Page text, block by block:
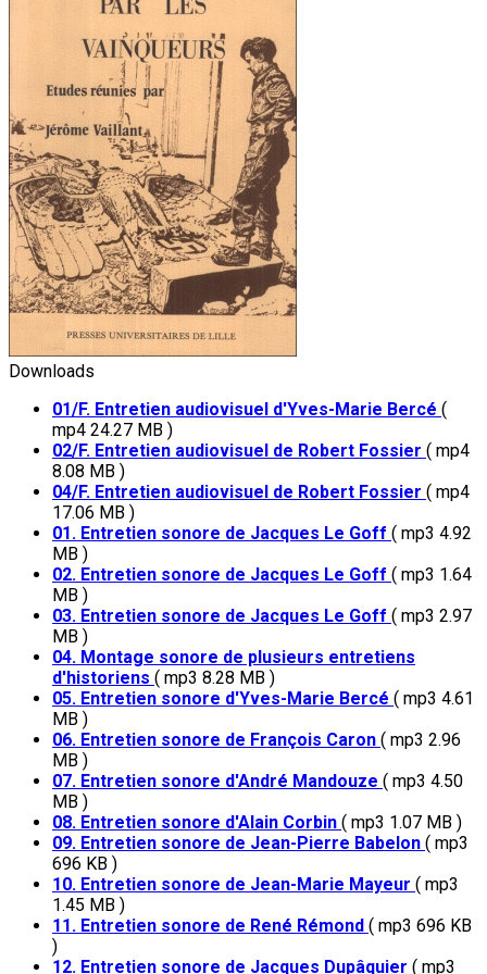
Downloads
01/F. Entretien audiovisuel d'Yves-Marie Bercé (
mp4 24.27 MB )
02/F. Entretien audiovisuel de Robert Fossier ( mp4
8.08 MB )
04/F. Entretien audiovisuel de Robert Fossier ( mp4
17.06 MB )
01. Entretien sonore de Jacques Le Goff ( mp3 4.92
MB )
02. Entretien sonore de Jacques Le Goff ( mp3 1.64
MB )
03. Entretien sonore de Jacques Le Goff ( mp3 2.97
MB )
04. Montage sonore de plusieurs entretiens
d'historiens ( mp3 8.28 MB )
05. Entretien sonore d'Yves-Marie Bercé ( mp3 4.61
MB )
06. Entretien sonore de François Caron ( mp3 2.96
MB )
07. Entretien sonore d'André Mandouze ( mp3 4.50
MB )
08. Entretien sonore d'Alain Corbin ( mp3 1.07 MB )
09. Entretien sonore de Jean-Pierre Babelon ( mp3
696 KB )
10. Entretien sonore de Jean-Marie Mayeur ( mp3
1.45 MB )
11. Entretien sonore de René Rémond ( mp3 696 KB
)
12. Entretien sonore de Jacques Dupâquier ( mp3